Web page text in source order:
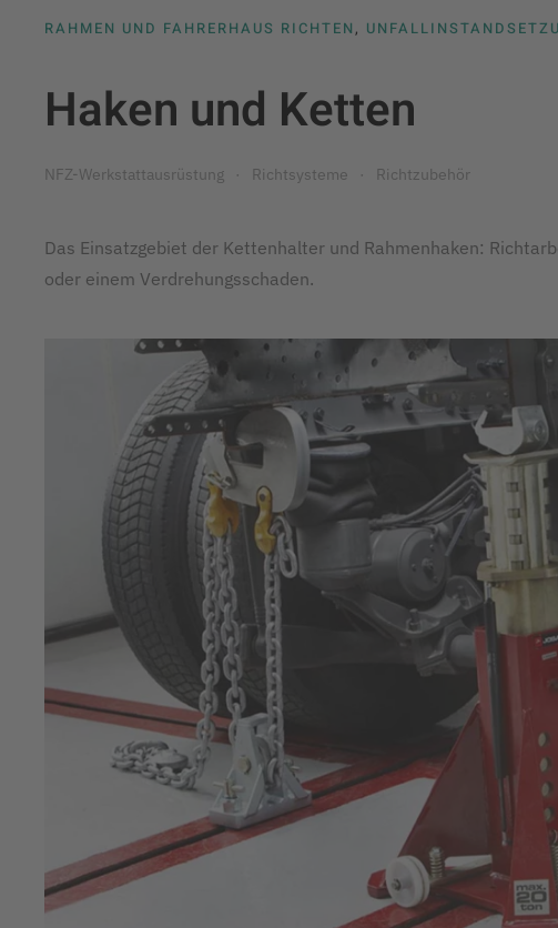
RAHMEN UND FAHRERHAUS RICHTEN,
Haken und Ketten
NFZ-Werkstattausrüstung Richtsysteme Richtzubehör
Das Einsatzgebiet der Kettenhalter und Rahmenhaken:
oder einem Verdrehungsschaden.